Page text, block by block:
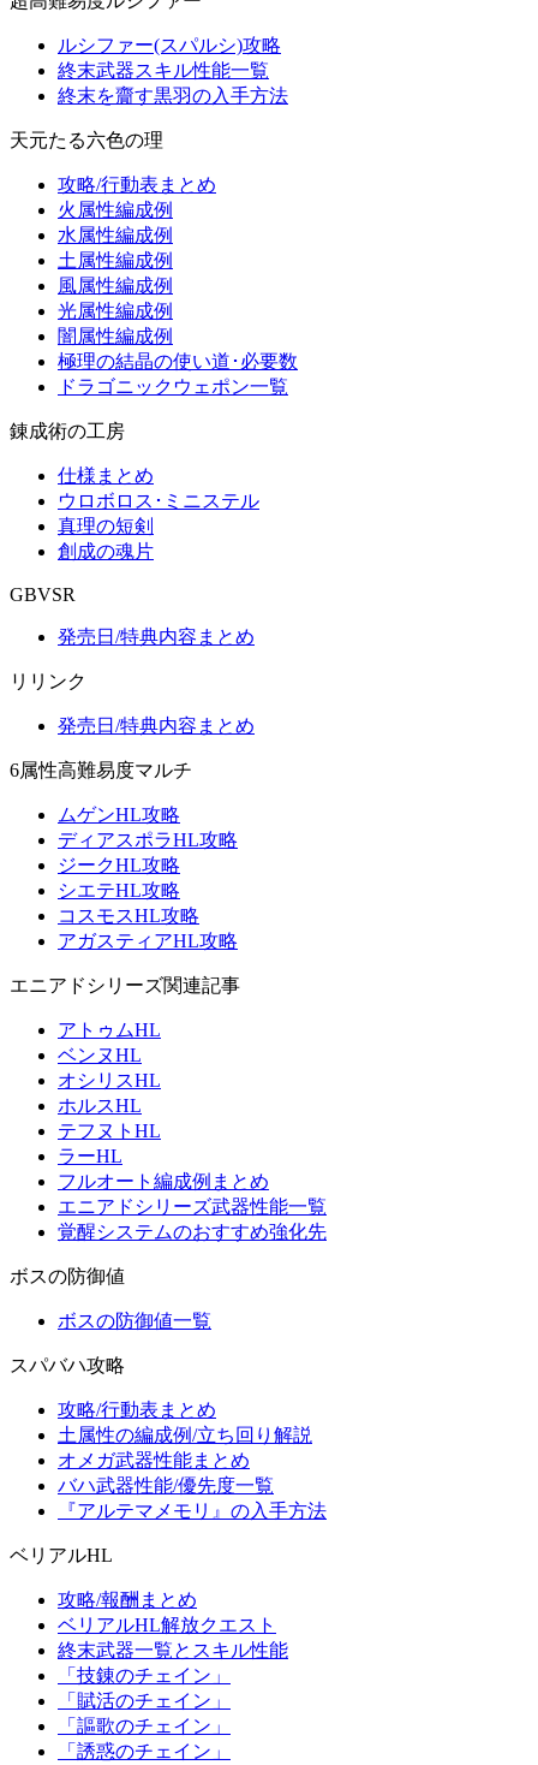
ルシファー(スパルシ)攻略
終末武器スキル性能一覧
終末を齎す黒羽の入手方法
天元たる六色の理
攻略/行動表まとめ
火属性編成例
水属性編成例
土属性編成例
風属性編成例
光属性編成例
闇属性編成例
極理の結晶の使い道･必要数
ドラゴニックウェポン一覧
錬成術の工房
仕様まとめ
ウロボロス･ミニステル
真理の短剣
創成の魂片
GBVSR
発売日/特典内容まとめ
リリンク
発売日/特典内容まとめ
6属性高難易度マルチ
ムゲンHL攻略
ディアスポラHL攻略
ジークHL攻略
シエテHL攻略
コスモスHL攻略
アガスティアHL攻略
エニアドシリーズ関連記事
アトゥムHL
ベンヌHL
オシリスHL
ホルスHL
テフヌトHL
ラーHL
フルオート編成例まとめ
エニアドシリーズ武器性能一覧
覚醒システムのおすすめ強化先
ボスの防御値
ボスの防御値一覧
スパバハ攻略
攻略/行動表まとめ
土属性の編成例/立ち回り解説
オメガ武器性能まとめ
バハ武器性能/優先度一覧
『アルテマメモリ』の入手方法
ベリアルHL
攻略/報酬まとめ
ベリアルHL解放クエスト
終末武器一覧とスキル性能
「技錬のチェイン」
「賦活のチェイン」
「謳歌のチェイン」
「誘惑のチェイン」